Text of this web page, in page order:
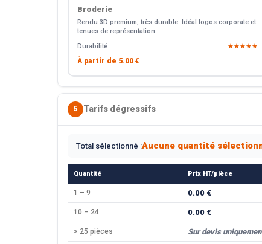
Broderie
Rendu 3D premium, très durable. Idéal logos corporate et
tenues de représentation.
Durabilité
★★★★★
À partir de 5.00 €
5 Tarifs dégressifs
Total sélectionné :Aucune quantité
Quantité Prix HT/pièce
1 – 9 0.00 €
10 – 24 0.00 €
> 25 pièces Sur devis